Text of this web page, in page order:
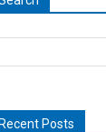
Posts